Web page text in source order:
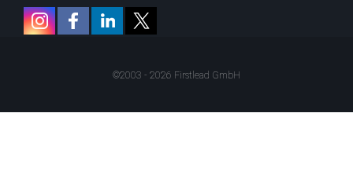
©2003 - 2026 Firstlead GmbH